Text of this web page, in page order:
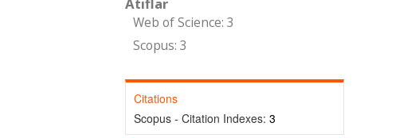
Web of Science: 3
Scopus: 3
Citations
Scopus - Citation Indexes: 3